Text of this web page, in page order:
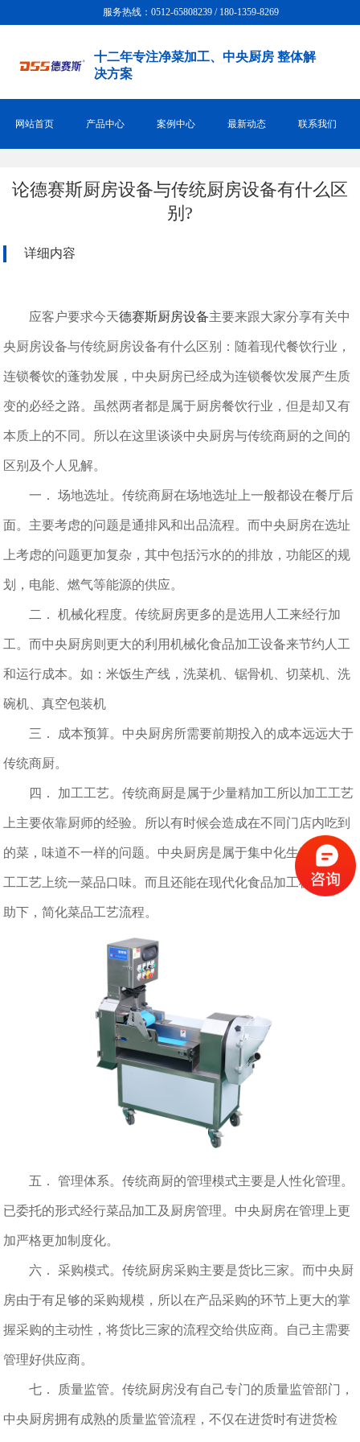
服务热线：0512-65808239 / 180-1359-8269
十二年专注净菜加工、中央厨房 整体解
决方案
网站首页 产品中心 案例中心 最新动态 联系我们
论德赛斯厨房设备与传统厨房设备有什么区
别?
详细内容
应客户要求今天德赛斯厨房设备主要来跟大家分享有关中
央厨房设备与传统厨房设备有什么区别：随着现代餐饮行业，
连锁餐饮的蓬勃发展，中央厨房已经成为连锁餐饮发展产生质
变的必经之路。虽然两者都是属于厨房餐饮行业，但是却又有
本质上的不同。所以在这里谈谈中央厨房与传统商厨的之间的
区别及个人见解。
一． 场地选址。传统商厨在场地选址上一般都设在餐厅后
面。主要考虑的问题是通排风和出品流程。而中央厨房在选址
上考虑的问题更加复杂，其中包括污水的的排放，功能区的规
划，电能、燃气等能源的供应。
二． 机械化程度。传统厨房更多的是选用人工来经行加
工。而中央厨房则更大的利用机械化食品加工设备来节约人工
和运行成本。如：米饭生产线，洗菜机、锯骨机、切菜机、洗
碗机、真空包装机
三． 成本预算。中央厨房所需要前期投入的成本远远大于
传统商厨。
四． 加工工艺。传统商厨是属于少量精加工所以加工工艺
上主要依靠厨师的经验。所以有时候会造成在不同门店内吃到
的菜，味道不一样的问题。中央厨房是属于集中化生产。在加
工工艺上统一菜品口味。而且还能在现代化食品加工机械的帮
助下，简化菜品工艺流程。
五． 管理体系。传统商厨的管理模式主要是人性化管理。
已委托的形式经行菜品加工及厨房管理。中央厨房在管理上更
加严格更加制度化。
六． 采购模式。传统厨房采购主要是货比三家。而中央厨
房由于有足够的采购规模，所以在产品采购的环节上更大的掌
握采购的主动性，将货比三家的流程交给供应商。自己主需要
管理好供应商。
七． 质量监管。传统厨房没有自己专门的质量监管部门，
中央厨房拥有成熟的质量监管流程，不仅在进货时有进货检